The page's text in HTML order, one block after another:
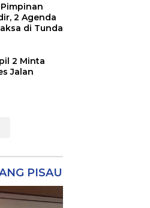
2 Agenda
di Tunda
2 Minta
Jalan
PISAU